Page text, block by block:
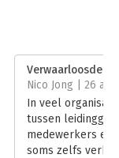
Verwaarloosde
Nico Jong | 26
In veel
tussen
medewerkers
soms zelfs